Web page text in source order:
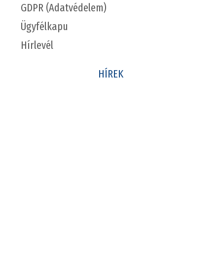
GDPR (Adatvédelem)
Ügyfélkapu
Hírlevél
HÍREK